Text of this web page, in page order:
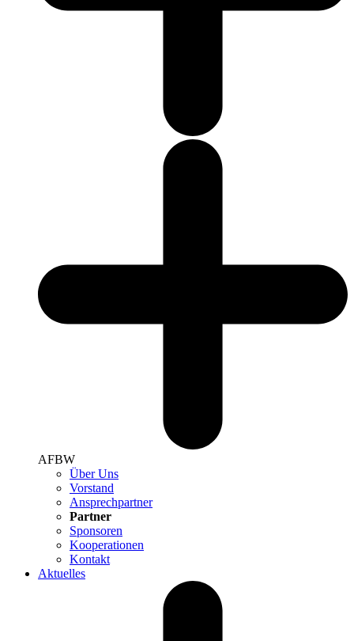
AFBW
Über Uns
Vorstand
Ansprechpartner
Partner
Sponsoren
Kooperationen
Kontakt
Aktuelles